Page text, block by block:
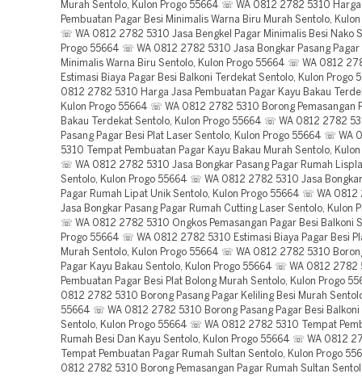
Murah Sentolo, Kulon Progo 55664 ☏ WA 0812 2782 5310 Harga
Pembuatan Pagar Besi Minimalis Warna Biru Murah Sentolo,
☏ WA 0812 2782 5310 Jasa Bengkel Pagar Minimalis Besi Nako
Progo 55664 ☏ WA 0812 2782 5310 Jasa Bongkar Pasang Pagar
Minimalis Warna Biru Sentolo, Kulon Progo 55664 ☏ WA 0812
Estimasi Biaya Pagar Besi Balkoni Terdekat Sentolo, Kulon Progo
0812 2782 5310 Harga Jasa Pembuatan Pagar Kayu Bakau
Kulon Progo 55664 ☏ WA 0812 2782 5310 Borong Pemasangan
Bakau Terdekat Sentolo, Kulon Progo 55664 ☏ WA 0812 2782
Pasang Pagar Besi Plat Laser Sentolo, Kulon Progo 55664 ☏ WA
5310 Tempat Pembuatan Pagar Kayu Bakau Murah Sentolo,
☏ WA 0812 2782 5310 Jasa Bongkar Pasang Pagar Rumah
Sentolo, Kulon Progo 55664 ☏ WA 0812 2782 5310 Jasa
Pagar Rumah Lipat Unik Sentolo, Kulon Progo 55664 ☏ WA
Jasa Bongkar Pasang Pagar Rumah Cutting Laser Sentolo, Kulon
☏ WA 0812 2782 5310 Ongkos Pemasangan Pagar Besi Balkoni
Progo 55664 ☏ WA 0812 2782 5310 Estimasi Biaya Pagar Besi
Murah Sentolo, Kulon Progo 55664 ☏ WA 0812 2782 5310
Pagar Kayu Bakau Sentolo, Kulon Progo 55664 ☏ WA 0812 2782
Pembuatan Pagar Besi Plat Bolong Murah Sentolo, Kulon Progo
0812 2782 5310 Borong Pasang Pagar Keliling Besi Murah
55664 ☏ WA 0812 2782 5310 Borong Pasang Pagar Besi Balkoni
Sentolo, Kulon Progo 55664 ☏ WA 0812 2782 5310 Tempat
Rumah Besi Dan Kayu Sentolo, Kulon Progo 55664 ☏ WA 0812
Tempat Pembuatan Pagar Rumah Sultan Sentolo, Kulon Progo
0812 2782 5310 Borong Pemasangan Pagar Rumah Sultan